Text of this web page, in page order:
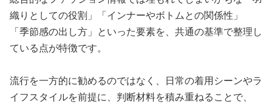
織りとしての役割」「インナーやボトムとの関係性」
「季節感の出し方」といった要素を、共通の基準で整理し
ている点が特徴です。
流行を一方的に勧めるのではなく、日常の着用シーンやラ
イフスタイルを前提に、判断材料を積み重ねることで、